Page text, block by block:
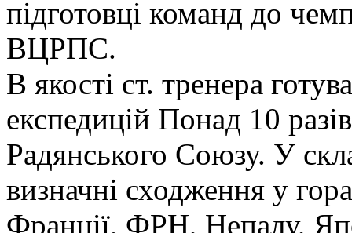
підготовці команд до
ВЦРПС.
В якості ст. тренера
експедицій Понад 10
Радянського Союзу. У
визначні сходження у
Франції, ФРН, Непалу,